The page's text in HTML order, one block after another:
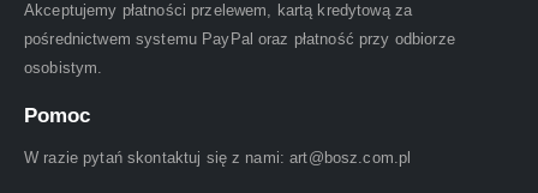
Akceptujemy płatności przelewem, kartą kredytową za
pośrednictwem systemu PayPal oraz płatność przy odbiorze
osobistym.
Pomoc
W razie pytań skontaktuj się z nami: art@bosz.com.pl